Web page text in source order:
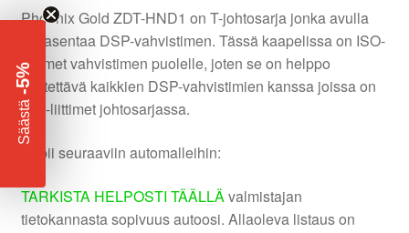
Phoenix Gold ZDT-HND1 on T-johtosarja jonka avulla
voi asentaa DSP-vahvistimen. Tässä kaapelissa on ISO-
liittimet vahvistimen puolelle, joten se on helppo
käytettävä kaikkien DSP-vahvistimien kanssa joissa on
ISO-liittimet johtosarjassa.
Sopii seuraaviin automalleihin:
TARKISTA HELPOSTI TÄÄLLÄvalmistajan
tietokannasta sopivuus autoosi. Allaoleva listaus on
Säästä
-5%